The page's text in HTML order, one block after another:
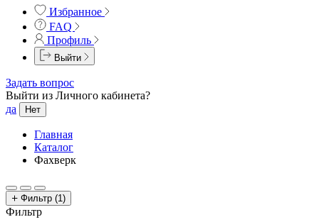
Избранное
FAQ
Профиль
Выйти
Задать вопрос
Выйти из Личного кабинета?
да
Нет
Главная
Каталог
Фахверк
Фильтр (1)
Фильтр